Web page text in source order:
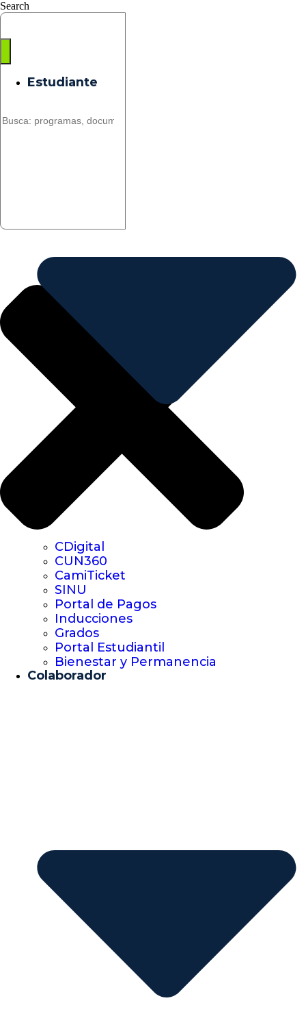
Saltar
al
Search
Estudiante
CDigital
CUN360
CamiTicket
SINU
Portal de Pagos
Inducciones
Grados
Portal Estudiantil
Bienestar y Permanencia
Colaborador